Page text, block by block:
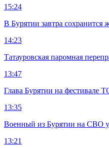
15:24
В Бурятии завтра сохранится
14:23
Татауровская паромная
13:47
Глава Бурятии на фестивале
13:35
Военный из Бурятии на СВО
13:21